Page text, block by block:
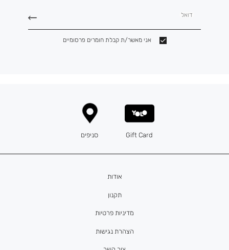
דואל
אני מאשר/ת קבלת חומרים פרסומיים
אודות
תקנון
מדיניות פרטיות
הצהרת נגישות
Gift Card סניפים